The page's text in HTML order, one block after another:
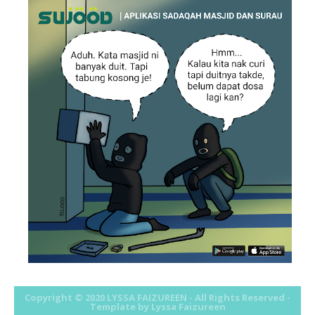
►September(16)
(31)
July(45)
► June
(13)
May (2)
(1)
March(7)
February(7)
January (4)
(569)
(52)
Copyright © 2020 LYSSA FAIZUREEN - All Rights Reserved -
Template by Lyssa Faizureen